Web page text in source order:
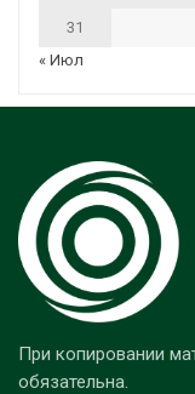
31
« Июл
При копировании
обязательна.